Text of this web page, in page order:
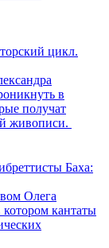
цикл.
в
получат
живописи.
Баха:
Олега
кантаты